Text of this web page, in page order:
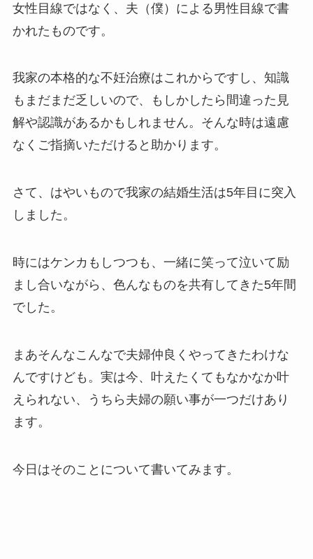
女性目線ではなく、夫（僕）による男性目線で書
かれたものです。
我家の本格的な不妊治療はこれからですし、知識
もまだまだ乏しいので、もしかしたら間違った見
解や認識があるかもしれません。そんな時は遠慮
なくご指摘いただけると助かります。
さて、はやいもので我家の結婚生活は5年目に突入
しました。
時にはケンカもしつつも、一緒に笑って泣いて励
まし合いながら、色んなものを共有してきた5年間
でした。
まあそんなこんなで夫婦仲良くやってきたわけな
んですけども。実は今、叶えたくてもなかなか叶
えられない、うちら夫婦の願い事が一つだけあり
ます。
今日はそのことについて書いてみます。